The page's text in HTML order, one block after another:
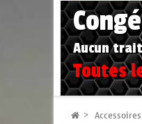
Aucun
Toutes